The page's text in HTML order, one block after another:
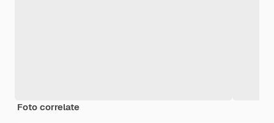
Foto correlate